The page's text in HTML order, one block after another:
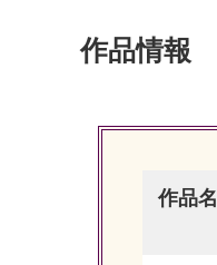
作品情報
作品名